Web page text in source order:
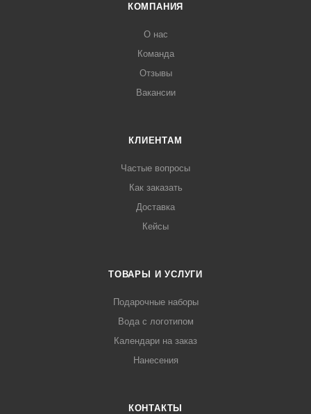
КОМПАНИЯ
О нас
Команда
Отзывы
Вакансии
КЛИЕНТАМ
Частые вопросы
Как заказать
Доставка
Кейсы
ТОВАРЫ И УСЛУГИ
Подарочные наборы
Вода с логотипом
Календари на заказ
Нанесения
КОНТАКТЫ